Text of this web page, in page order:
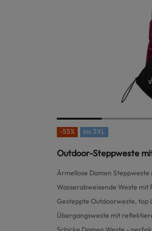
-55% bis 3XL
Outdoor-Steppweste
Ärmellose Damen
Wasserabweisende Weste
Gesteppte Outdoorweste, top
Übergangsweste mit